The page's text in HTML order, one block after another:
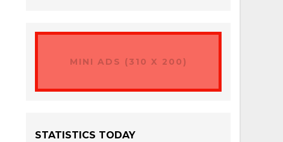
MINI ADS (310 X 200)
STATISTICS TODAY